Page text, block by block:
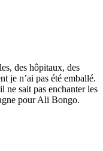
des hôpitaux, des
je n’ai pas été emballé.
ne sait pas enchanter les
pour Ali Bongo.